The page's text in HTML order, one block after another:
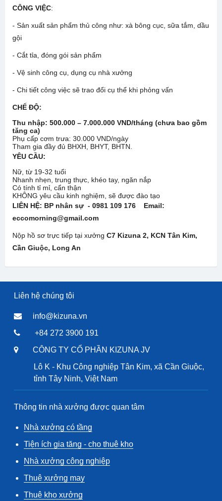
CÔNG VIỆC:
- Sản xuất sản phẩm thủ công như: xà bông cục, sữa tắm, dầu
gội
- Cắt tỉa, đóng gói sản phẩm
- Vệ sinh công cụ, dụng cụ nhà xưởng
- Chi tiết công việc sẽ trao đổi cụ thể khi phỏng vấn
CHẾ ĐỘ:
Thu nhập: 500.000 – 7.000.000 VND/tháng (chưa bao gồm
tăng ca)
Phụ cấp cơm trưa: 30.000 VND/ngày
Tham gia đầy đủ BHXH, BHYT, BHTN.
YÊU CẦU:
Nữ, từ 19-32 tuổi
Nhanh nhẹn, trung thực, khéo tay, ngăn nắp
Có tính tỉ mỉ, cẩn thận
KHÔNG yêu cầu kinh nghiệm, sẽ được đào tạo
LIÊN HỆ: BP nhân sự - 0981 109 176 Email:
eccomorning@gmail.com
Nộp hồ sơ trực tiếp tại xưởng C7 Kizuna 2, KCN Tân Kim,
Cần Giuộc, Long An
Liên hệ chúng tôi
info@kizuna.vn
+84 272 3900 191
CÔNG TY CỔ PHẦN KIZUNA JV
Lô K - Khu Công nghiệp Tân Kim, xã Cần Giuộc,
tỉnh Tây Ninh, Việt Nam
Thông tin nhà xưởng được quan tâm
Nhà xưởng có tầng
Tiện ích gia tăng - cho thuê kho
Nhà xưởng công nghiệp
Thuê xưởng may
Thuê kho xưởng